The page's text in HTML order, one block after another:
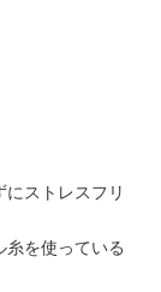
ストレスフリ
糸を使っている